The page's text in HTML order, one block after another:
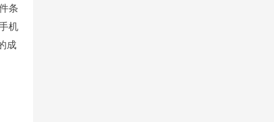
条
机
成